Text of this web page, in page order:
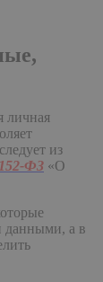
личная
из
ФЗ «О
данными, а в